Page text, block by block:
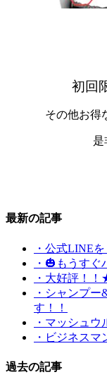
初回
その他お得
是
最新の記事
・公式LINE
・🎃もうすぐ
・大好評！
・シャンプ
す！！
・マッシュウ
・ビジネスマ
過去の記事